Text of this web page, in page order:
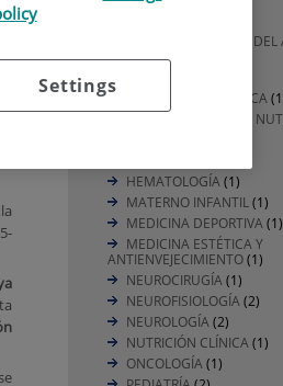
CIRUGÍA GENERAL Y
DIGESTIVO
DIVULGACIÓN MÉDICA
ENDOCRINOLOGÍA Y
HEMATOLOGÍA(1)
MATERNO INFANTIL(1)
MEDICINA DEPORTIVA(1)
MEDICINA ESTÉTICA Y
ANTIENVEJECIMIENTO(1)
NEUROCIRUGÍA(1)
NEUROFISIOLOGÍA(2)
NEUROLOGÍA(2)
NUTRICIÓN CLÍNICA(1)
ONCOLOGÍA(1)
Settings